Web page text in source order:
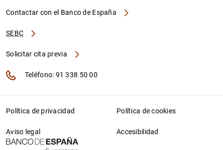
Contactar con el Banco de España
SEBC
Solicitar cita previa
Teléfono: 91 338 50 00
Política de privacidad Política de cookies
Aviso legal Accesibilidad